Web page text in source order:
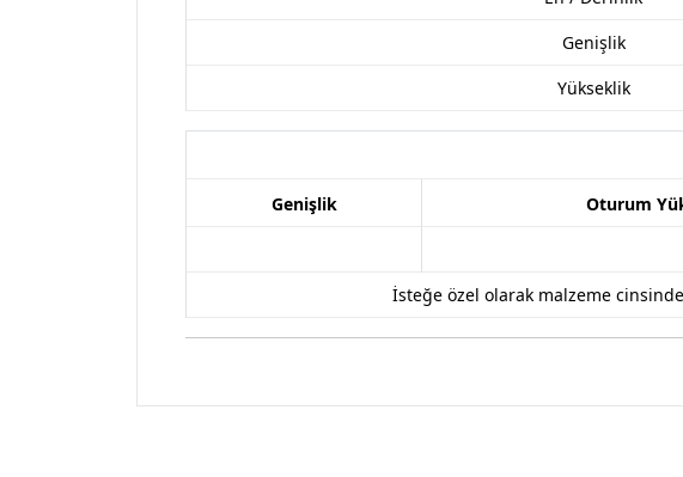
Genişlik
Yükseklik
Genişlik Oturum
İsteğe özel olarak malzeme